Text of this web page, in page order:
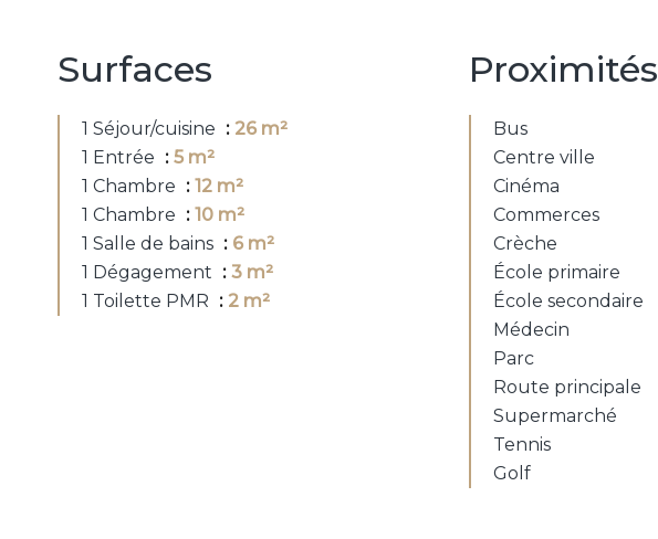
Surfaces
1 Séjour/cuisine
26 m²
1 Entrée
5 m²
1 Chambre
12 m²
1 Chambre
10 m²
1 Salle de bains
6 m²
1 Dégagement
3 m²
1 Toilette PMR
2 m²
Proximités
Bus
Centre ville
Cinéma
Commerces
Crèche
École primaire
École secondaire
Médecin
Parc
Route principale
Supermarché
Tennis
Golf